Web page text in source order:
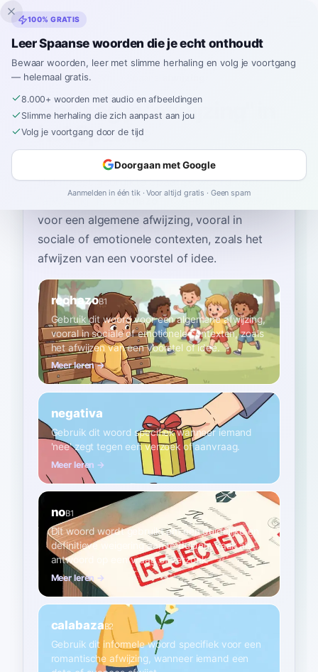
Inklingo
Home›Spaans›Dutch
Hoe zeg je "afwijzing" in
het Spaans
Het meest gebruikte Spaanse woord voor
— gebruik dit woord
voor een algemene afwijzing, vooral in
sociale of emotionele contexten, zoals het
afwijzen van een voorstel of idee.
rechazoB1
Gebruik dit woord voor een algemene afwijzing,
vooral in sociale of emotionele contexten, zoals
het afwijzen van een voorstel of idee.
Meer leren →
negativa
Gebruik dit woord specifiek wanneer iemand
'nee' zegt tegen een verzoek of aanvraag.
Meer leren →
noB1
Dit woord wordt gebruikt om een duidelijke en
definitieve weigering aan te duiden, vaak als
antwoord op een vraag of verzoek.
Meer leren →
calabazaB2
Gebruik dit informele woord specifiek voor een
romantische afwijzing, wanneer iemand een
100% GRATIS
Leer Spaanse woorden die je echt onthoudt
Bewaar woorden, leer met slimme herhaling en volg je voortgang
— helemaal gratis.
8.000+ woorden met audio en afbeeldingen
Slimme herhaling die zich aanpast aan jou
Volg je voortgang door de tijd
Doorgaan met Google
Aanmelden in één tik · Voor altijd gratis · Geen spam